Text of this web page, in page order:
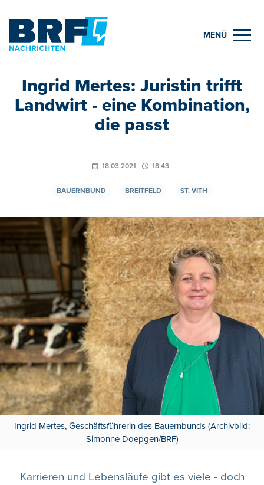
MENÜ
Ingrid Mertes: Juristin trifft
Landwirt - eine Kombination,
die passt
18.03.2021 18:43
BAUERNBUND BREITFELD ST. VITH
Ingrid Mertes, Geschäftsführerin des Bauernbunds (Archivbild:
Simonne Doepgen/BRF)
Karrieren und Lebensläufe gibt es viele - doch